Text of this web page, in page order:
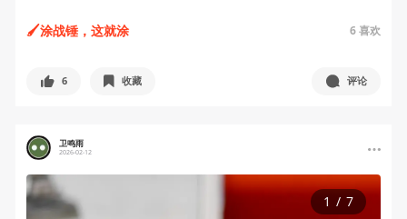
🖌️涂战锤，这就涂 6喜欢
6 收藏 评论
卫鸣雨
2026-02-12
1 / 7